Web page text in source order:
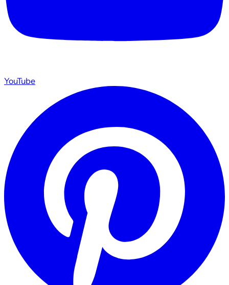
YouTube